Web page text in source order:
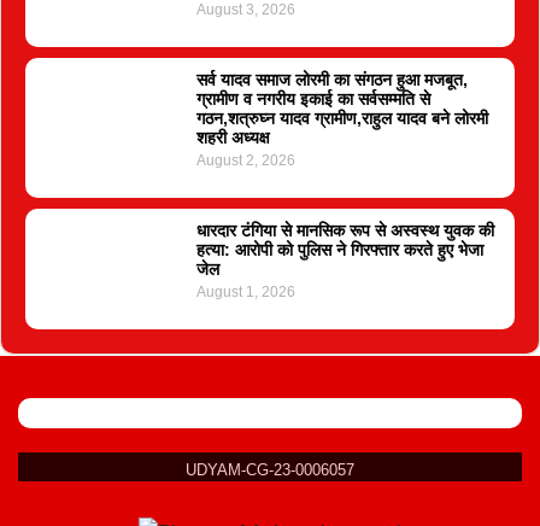
August 3, 2026
सर्व यादव समाज लोरमी का संगठन हुआ मजबूत,
ग्रामीण व नगरीय इकाई का सर्वसम्मति से
गठन,शत्रुघ्न यादव ग्रामीण,राहुल यादव बने लोरमी
शहरी अध्यक्ष
August 2, 2026
धारदार टंगिया से मानसिक रूप से अस्वस्थ युवक की
हत्या: आरोपी को पुलिस ने गिरफ्तार करते हुए भेजा
जेल
August 1, 2026
UDYAM-CG-23-0006057